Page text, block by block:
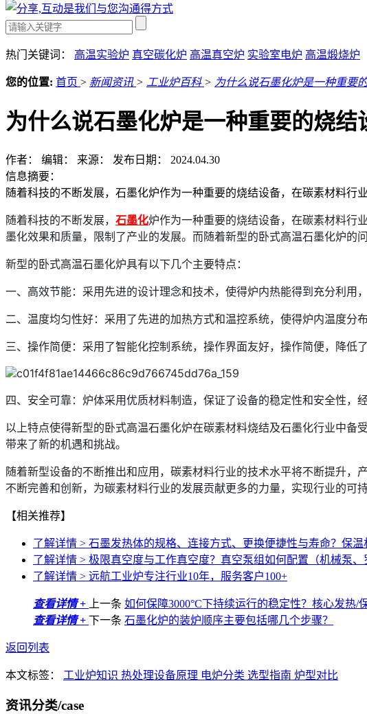
热门关键词： 高温实验炉 真空碳化炉 高温真空炉 实验室电炉 高温煅烧炉
您的位置: 首页 > 新闻资讯 > 工业炉百科 > 为什么说石墨化炉是一种重要
为什么说石墨化炉是一种重要的烧结
作者： 编辑： 来源： 发布日期： 2024.04.30
信息摘要：
随着科技的不断发展，石墨化炉作为一种重要的烧结设备，在碳素材料
随着科技的不断发展， 石墨化炉作为一种重要的烧结设备，在碳素材料行
墨化效果和质量，限制了产业的发展。而随着新型的卧式高温石墨化炉的
新型的卧式高温石墨化炉具有以下几个主要特点：
一、高效节能：采用先进的设计理念和技术，使得炉内热能得到充分利用
二、温度均匀性好：采用了先进的加热方式和温控系统，使得炉内温度分
三、操作简便：采用了智能化控制系统，操作界面友好，操作简便，降低
四、安全可靠：炉体采用优质材料制造，保证了设备的稳定性和安全性，
以上特点使得新型的卧式高温石墨化炉在碳素材料烧结及石墨化行业中
带来了新的机遇和挑战。
随着新型设备的不断推出和应用，碳素材料行业的技术水平将不断提升
不断完善和创新，为碳素材料行业的发展贡献更多的力量，实现行业的可持
【相关推荐】
了解详情 > 石墨发热体的规格、连接方式、更换便捷性与寿命？保温
了解详情 > 极限真空度与工作真空度？真空泵组如何配置（机械泵、
了解详情 > 远航工业炉专注行业10年，服务客户100+
查看详情 + 上一条 如何保障3000°C下持续运行的稳定性？核心发热/
查看详情 + 下一条 石墨化炉的装炉顺序主要包括哪几个步骤？
返回列表
本文标签： 工业炉知识 热处理设备原理 电炉分类 选型指南 炉型对比
资讯分类/case